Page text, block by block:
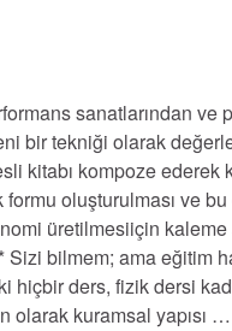
sanatlarından ve
bir tekniği olarak
kitabı kompoze ederek
oluşturulması ve
üretilmesiiçin kaleme
Sizi bilmem; ama eğitim
hiçbir ders, fizik dersi
olarak kuramsal yapısı …